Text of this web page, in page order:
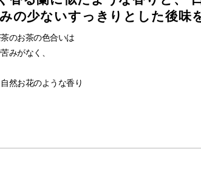
の少ないすっきりとした後味
のお茶の色合いは
みがなく、
然お花のような香り